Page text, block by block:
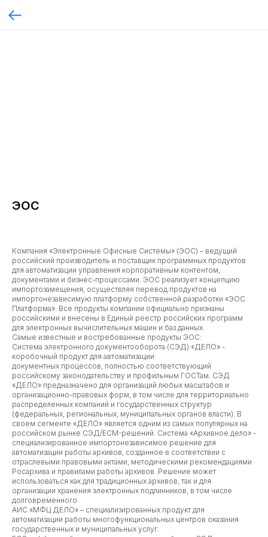
ЭОС
Компания «Электронные Офисные Системы» (ЭОС) – ведущий
российский производитель и поставщик программных продуктов
для автоматизации управления корпоративным контентом,
документами и бизнес-процессами. ЭОС реализует концепцию
импортозамещения, осуществляя перевод продуктов на
импортонезависимую платформу собственной разработки «ЭОС
Платформа». Все продукты компании официально признаны
российскими и внесены в Единый реестр российских программ
для электронных вычислительных машин и баз данных.
Самые известные и востребованные продукты ЭОС:
Система электронного документооборота (СЭД) «ДЕЛО» -
коробочный продукт для автоматизации
документных процессов, полностью соответствующий
российскому законодательству и профильным ГОСТам. СЭД
«ДЕЛО» предназначено для организаций любых масштабов и
организационно-правовых форм, в том числе для территориально
распределенных компаний и государственных структур
(федеральных, региональных, муниципальных органов власти). В
своем сегменте «ДЕЛО» является одним из самых популярных на
российском рынке СЭД/ECM-решений. Система «Архивное дело» -
специализированное импортонезависимое решение для
автоматизации работы архивов, созданное в соответствии с
отраслевыми правовыми актами, методическими рекомендациями
Росархива и правилами работы архивов. Решение может
использоваться как для традиционных архивов, так и для
организации хранения электронных подлинников, в том числе
долговременного.
АИС «МФЦ ДЕЛО» – специализированных продукт для
автоматизации работы многофункциональных центров оказания
государственных и муниципальных услуг.